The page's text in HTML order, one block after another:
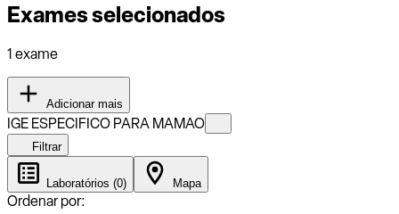
Exames selecionados
1 exame
Adicionar mais
IGE ESPECIFICO PARA MAMAO
Filtrar
Laboratórios (0) Mapa
Ordenar por: